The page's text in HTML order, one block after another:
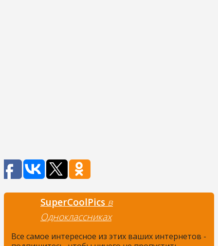
SuperCoolPics в
Одноклассниках
Все самое интересное из этих ваших интернетов -